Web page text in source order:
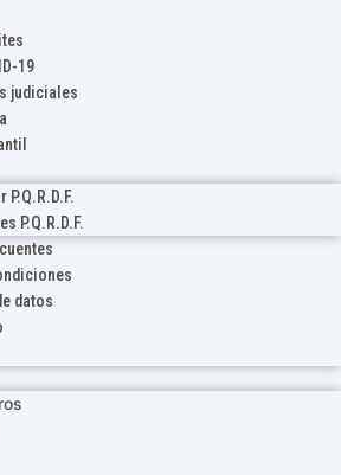
19
judiciales
P.Q.R.D.F.
P.Q.R.D.F.
datos